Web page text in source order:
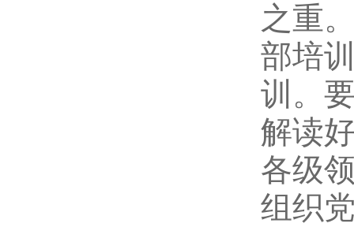
之重
部培
训。
解读
各级
组织